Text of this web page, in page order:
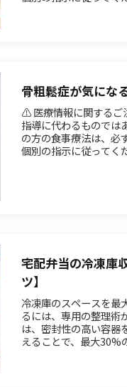
骨粗鬆症が気にな
⚠️ 医療情報に関するご
指導に代わるものでは
の方の食事療法は、必
個別の指示に従ってく
宅配弁当の冷凍庫
ツ】
冷凍庫のスペースを最
るには、専用の整理術
は、密封性の高い容器
えることで、最大30%